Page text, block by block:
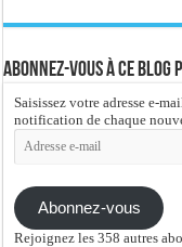
Abonnez-vous à ce blog
Saisissez votre adresse e-
notification de chaque
Adresse
e-
Abonnez-vous
Rejoignez les 358 autres